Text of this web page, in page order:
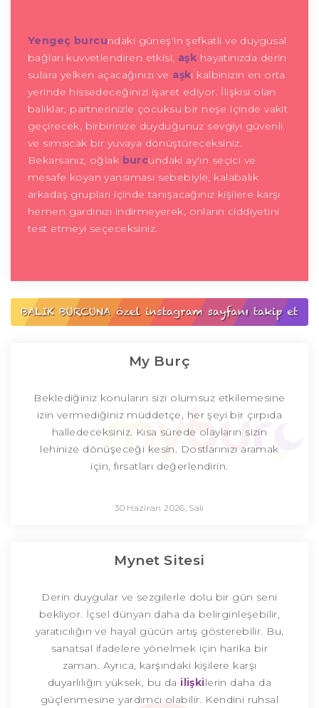
Yengeç burcundaki güneş'in şefkatli ve duygusal
bağları kuvvetlendiren etkisi, aşk hayatınızda derin
sulara yelken açacağınızı ve aşkı kalbinizin en orta
yerinde hissedeceğinizi işaret ediyor. İlişkisi olan
balıklar, partnerinizle çocuksu bir neşe içinde vakit
geçirecek, birbirinize duyduğunuz sevgiyi güvenli
ve sımsıcak bir yuvaya dönüştüreceksiniz.
Bekarsanız, oğlak burcundaki ay'ın seçici ve
mesafe koyan yansıması sebebiyle, kalabalık
arkadaş grupları içinde tanışacağınız kişilere karşı
hemen gardınızı indirmeyerek, onların ciddiyetini
test etmeyi seçeceksiniz.
My Burç
Beklediğiniz konuların sizi olumsuz etkilemesine
izin vermediğiniz müddetçe, her şeyi bir çırpıda
halledeceksiniz. Kısa sürede olayların sizin
lehinize dönüşeceği kesin. Dostlarınızı aramak
için, fırsatları değerlendirin.
30 Haziran 2026, Salı
Mynet Sitesi
Derin duygular ve sezgilerle dolu bir gün seni
bekliyor. İçsel dünyan daha da belirginleşebilir,
yaratıcılığın ve hayal gücün artış gösterebilir. Bu,
sanatsal ifadelere yönelmek için harika bir
zaman. Ayrıca, karşındaki kişilere karşı
duyarlılığın yüksek, bu da ilişkilerin daha da
güçlenmesine yardımcı olabilir. Kendini ruhsal